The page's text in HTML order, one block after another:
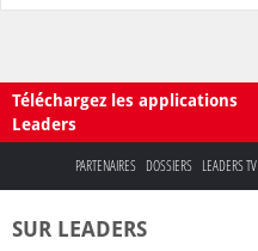
Téléchargez les applications
Leaders
PARTENAIRES DOSSIERS LEADERS TV
SUR LEADERS